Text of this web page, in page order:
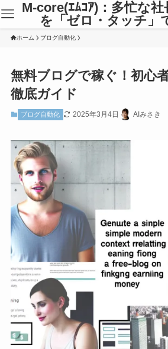
M-core(ｴﾑｺｱ)：多忙な
を「ゼロ・タッチ」
ホーム ブログ自動化
無料ブログで稼ぐ！初心
徹底ガイド
ブログ自動化 2025年3月4日 AIみさき